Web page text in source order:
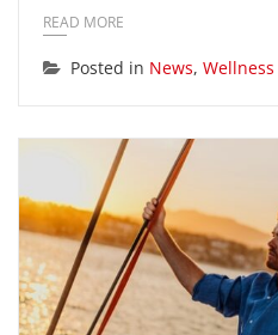
READ MORE
Posted in News, Wellness